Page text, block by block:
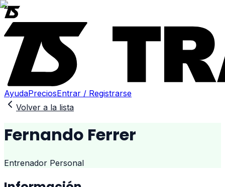
AyudaPreciosEntrar / Registrarse
Volver a la lista
Fernando Ferrer
Entrenador Personal